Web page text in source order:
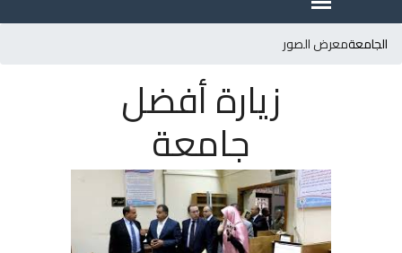
الجامعةمعرض الصور
زيارة أفضل
جامعة